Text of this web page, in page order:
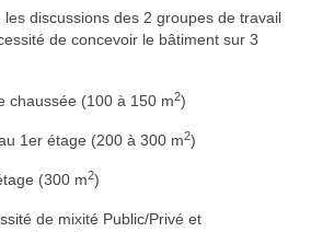
discussions des 2 groupes de travail
de concevoir le bâtiment sur 3
chaussée (100 à 150 m2)
1er étage (200 à 300 m2)
(300 m2)
de mixité Public/Privé et